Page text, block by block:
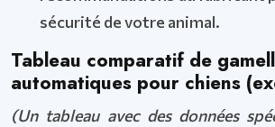
sécurité de votre animal.
Tableau comparatif de
automatiques pour chiens
(Un tableau avec des données